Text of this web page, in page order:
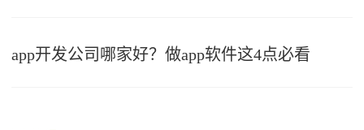
app开发公司哪家好？做app软件这4点必看